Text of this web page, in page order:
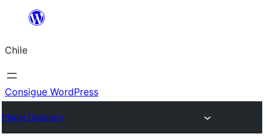
Saltar
contenido
Chile
Consigue WordPress
Plugin Directory